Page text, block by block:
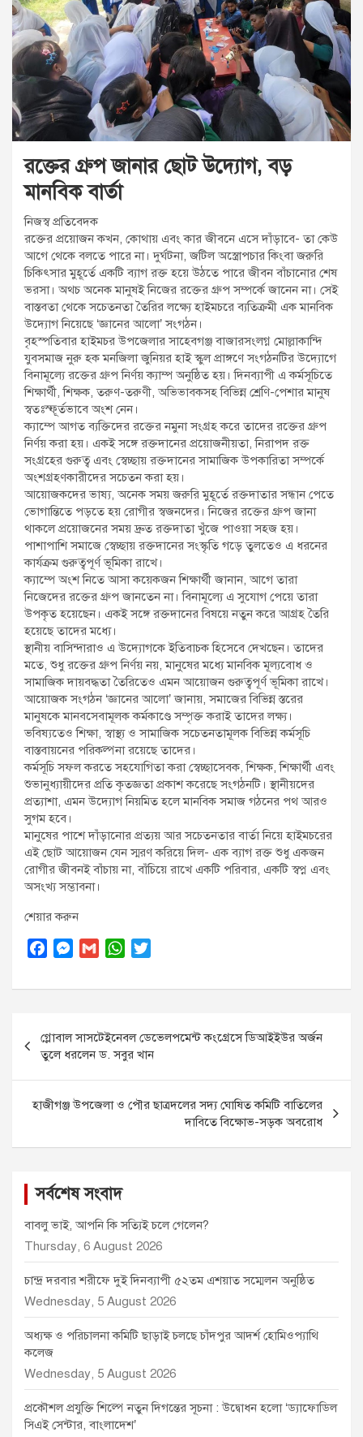
t
:
রক্তের গ্রুপ জানার ছোট উদ্যোগ, বড়
মানবিক বার্তা
নিজস্ব প্রতিবেদক
রক্তের প্রয়োজন কখন, কোথায় এবং কার জীবনে এসে দাঁড়াবে- তা কেউ
আগে থেকে বলতে পারে না। দুর্ঘটনা, জটিল অস্ত্রোপচার কিংবা জরুরি
চিকিৎসার মুহূর্তে একটি ব্যাগ রক্ত হয়ে উঠতে পারে জীবন বাঁচানোর শেষ
ভরসা। অথচ অনেক মানুষই নিজের রক্তের গ্রুপ সম্পর্কে জানেন না। সেই
বাস্তবতা থেকে সচেতনতা তৈরির লক্ষ্যে হাইমচরে ব্যতিক্রমী এক মানবিক
উদ্যোগ নিয়েছে ‘জ্ঞানের আলো’ সংগঠন।
বৃহস্পতিবার হাইমচর উপজেলার সাহেবগঞ্জ বাজারসংলগ্ন মোল্লাকান্দি
যুবসমাজ নুরু হক মনজিলা জুনিয়র হাই স্কুল প্রাঙ্গণে সংগঠনটির উদ্যোগে
বিনামূল্যে রক্তের গ্রুপ নির্ণয় ক্যাম্প অনুষ্ঠিত হয়। দিনব্যাপী এ কর্মসূচিতে
শিক্ষার্থী, শিক্ষক, তরুণ-তরুণী, অভিভাবকসহ বিভিন্ন শ্রেণি-পেশার মানুষ
স্বতঃস্ফূর্তভাবে অংশ নেন।
ক্যাম্পে আগত ব্যক্তিদের রক্তের নমুনা সংগ্রহ করে তাদের রক্তের গ্রুপ
নির্ণয় করা হয়। একই সঙ্গে রক্তদানের প্রয়োজনীয়তা, নিরাপদ রক্ত
সংগ্রহের গুরুত্ব এবং স্বেচ্ছায় রক্তদানের সামাজিক উপকারিতা সম্পর্কে
অংশগ্রহণকারীদের সচেতন করা হয়।
আয়োজকদের ভাষ্য, অনেক সময় জরুরি মুহূর্তে রক্তদাতার সন্ধান পেতে
ভোগান্তিতে পড়তে হয় রোগীর স্বজনদের। নিজের রক্তের গ্রুপ জানা
থাকলে প্রয়োজনের সময় দ্রুত রক্তদাতা খুঁজে পাওয়া সহজ হয়।
পাশাপাশি সমাজে স্বেচ্ছায় রক্তদানের সংস্কৃতি গড়ে তুলতেও এ ধরনের
কার্যক্রম গুরুত্বপূর্ণ ভূমিকা রাখে।
ক্যাম্পে অংশ নিতে আসা কয়েকজন শিক্ষার্থী জানান, আগে তারা
নিজেদের রক্তের গ্রুপ জানতেন না। বিনামূল্যে এ সুযোগ পেয়ে তারা
উপকৃত হয়েছেন। একই সঙ্গে রক্তদানের বিষয়ে নতুন করে আগ্রহ তৈরি
হয়েছে তাদের মধ্যে।
স্থানীয় বাসিন্দারাও এ উদ্যোগকে ইতিবাচক হিসেবে দেখছেন। তাদের
মতে, শুধু রক্তের গ্রুপ নির্ণয় নয়, মানুষের মধ্যে মানবিক মূল্যবোধ ও
সামাজিক দায়বদ্ধতা তৈরিতেও এমন আয়োজন গুরুত্বপূর্ণ ভূমিকা রাখে।
আয়োজক সংগঠন ‘জ্ঞানের আলো’ জানায়, সমাজের বিভিন্ন স্তরের
মানুষকে মানবসেবামূলক কর্মকাণ্ডে সম্পৃক্ত করাই তাদের লক্ষ্য।
ভবিষ্যতেও শিক্ষা, স্বাস্থ্য ও সামাজিক সচেতনতামূলক বিভিন্ন কর্মসূচি
বাস্তবায়নের পরিকল্পনা রয়েছে তাদের।
কর্মসূচি সফল করতে সহযোগিতা করা স্বেচ্ছাসেবক, শিক্ষক, শিক্ষার্থী এবং
শুভানুধ্যায়ীদের প্রতি কৃতজ্ঞতা প্রকাশ করেছে সংগঠনটি। স্থানীয়দের
প্রত্যাশা, এমন উদ্যোগ নিয়মিত হলে মানবিক সমাজ গঠনের পথ আরও
সুগম হবে।
মানুষের পাশে দাঁড়ানোর প্রত্যয় আর সচেতনতার বার্তা নিয়ে হাইমচরের
এই ছোট আয়োজন যেন স্মরণ করিয়ে দিল- এক ব্যাগ রক্ত শুধু একজন
রোগীর জীবনই বাঁচায় না, বাঁচিয়ে রাখে একটি পরিবার, একটি স্বপ্ন এবং
অসংখ্য সম্ভাবনা।
শেয়ার করুন
c
o
o
k
M
s
e
r
G
a
W
a
A
p
p
i
e
navigation
গ্লোবাল সাসটেইনেবল ডেভেলপমেন্ট কংগ্রেসে ডিআইইউর অর্জন
তুলে ধরলেন ড. সবুর খান
হাজীগঞ্জ উপজেলা ও পৌর ছাত্রদলের সদ্য ঘোষিত কমিটি বাতিলের
দাবিতে বিক্ষোভ-সড়ক অবরোধ
সর্বশেষ সংবাদ
বাবলু ভাই, আপনি কি সত্যিই চলে গেলেন?
Thursday, 6 August 2026
চান্দ্র দরবার শরীফে দুই দিনব্যাপী ৫২তম এশয়াত সম্মেলন অনুষ্ঠিত
Wednesday, 5 August 2026
অধ্যক্ষ ও পরিচালনা কমিটি ছাড়াই চলছে চাঁদপুর আদর্শ হোমিওপ্যাথি
কলেজ
Wednesday, 5 August 2026
প্রকৌশল প্রযুক্তি শিল্পে নতুন দিগন্তের সূচনা : উদ্বোধন হলো ‘ড্যাফোডিল
সিএই সেন্টার, বাংলাদেশ’